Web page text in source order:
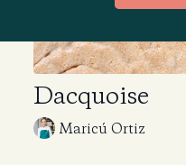
Dacquoise
Maricú Ortiz